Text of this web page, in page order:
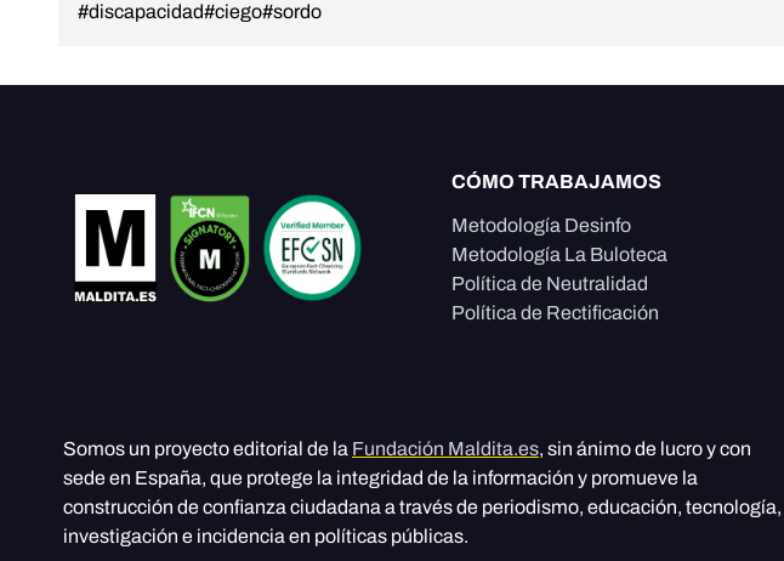
#discapacidad#ciego#sordo
CÓMO TRABAJAMOS
Metodología Desinfo
Metodología La Buloteca
Política de Neutralidad
Política de Rectificación
Somos un proyecto editorial de la Fundación Maldita.es, sin ánimo de lucro y con
sede en España, que protege la integridad de la información y promueve la
construcción de confianza ciudadana a través de periodismo, educación, tecnología,
investigación e incidencia en políticas públicas.